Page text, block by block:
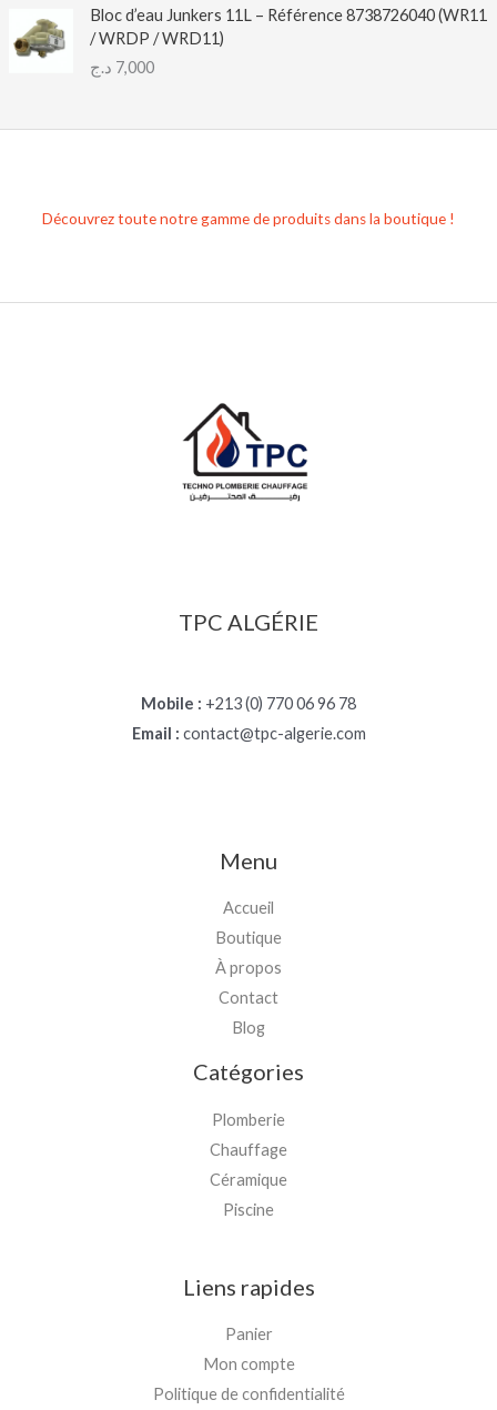
Bloc d’eau Junkers 11L – Référence 8738726040 (WR11
/ WRDP / WRD11)
7,000 د.ج
Découvrez toute notre gamme de produits dans la boutique !
TPC ALGÉRIE
Mobile : +213 (0) 770 06 96 78
Email : contact@tpc-algerie.com
Menu
Accueil
Boutique
À propos
Contact
Blog
Catégories
Plomberie
Chauffage
Céramique
Piscine
Liens rapides
Panier
Mon compte
Politique de confidentialité